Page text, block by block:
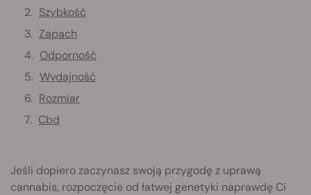
Szybkość
Zapach
Odporność
Wydajność
Rozmiar
Cbd
Jeśli dopiero zaczynasz swoją przygodę z uprawą
cannabis, rozpoczęcie od łatwej genetyki naprawdę Ci